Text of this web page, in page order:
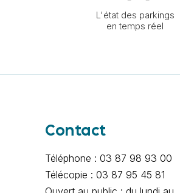
L'état des parkings
en temps réel
Contact
Téléphone : 03 87 98 93 00
Télécopie : 03 87 95 45 81